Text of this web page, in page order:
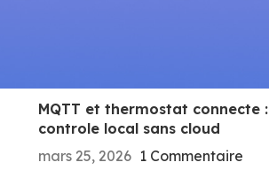
MQTT et thermostat connecte :
controle local sans cloud
mars 25, 2026 1 Commentaire